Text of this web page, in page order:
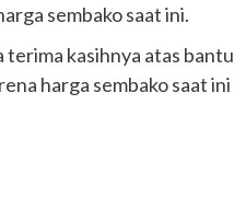
sembako saat ini.
kasihnya atas
harga sembako saat ini